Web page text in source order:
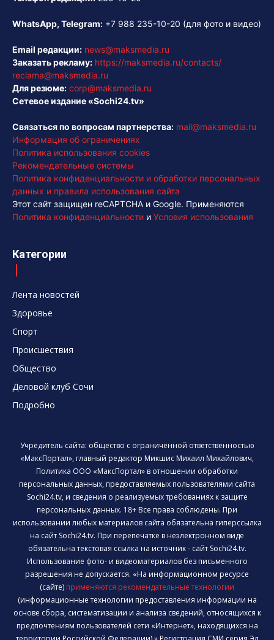
WhatsApp, Telegram: +7 988 235-10-20 (для фото и видео)
Email редакции: news@maksmedia.ru
Заказать рекламу: https://maksmedia.ru/contacts/
reclama@maksmedia.ru
Для резюме: corp@maksmedia.ru
Сетевое издание «Sochi24.tv»
Связаться по вопросам партнерства: mail@maksmedia.ru
Информация об ограничениях
Политика использования cookies
Рекомендательные системы
Политика конфиденциальности и обработки персональных
данных и правила использования сайта
Этот сайт защищен reCAPTCHA и Google. Применяются
Политика конфиденциальности и Условия использования
Категории
Лента новостей
Здоровье
Спорт
Происшествия
Общество
Деловой клуб Сочи
Подробно
Учредитель сайта: общество с ограниченной ответственностью
«МаксПортал», главный редактор Микшис Михаил Михайлович,
Политика ООО «МаксПортал» в отношении обработки
персональных данных, предоставляемых пользователями сайта
Sochi24.tv, и сведения о реализуемых требованиях к защите
персональных данных. 18+ Все права соблюдены. При
использовании любых материалов сайта обязательна гиперссылка
на сайт Sochi24.tv. При перепечатке в неэлектронном виде
обязательна текстовая ссылка на источник - сайт Sochi24.tv.
Использование фото- и видеоматериалов без письменного
разрешения не допускается. «На информационном ресурсе
(сайте) применяются рекомендательные технологии
(информационные технологии предоставления информации на
основе сбора, систематизации и анализа сведений, относящихся к
предпочтениям пользователей сети «Интернет», находящихся на